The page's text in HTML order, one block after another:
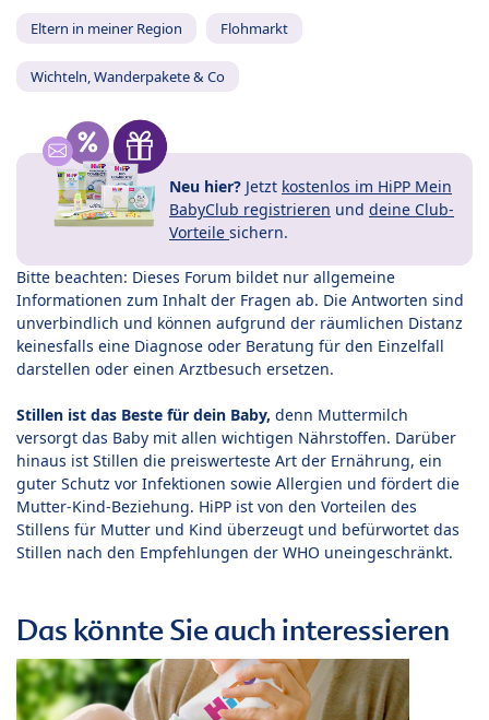
Eltern in meiner Region Flohmarkt
Wichteln, Wanderpakete & Co
Neu hier? Jetzt kostenlos im HiPP Mein
BabyClub registrieren und deine Club-
Vorteile sichern.
Bitte beachten: Dieses Forum bildet nur allgemeine
Informationen zum Inhalt der Fragen ab. Die Antworten sind
unverbindlich und können aufgrund der räumlichen Distanz
keinesfalls eine Diagnose oder Beratung für den Einzelfall
darstellen oder einen Arztbesuch ersetzen.
Stillen ist das Beste für dein Baby, denn Muttermilch
versorgt das Baby mit allen wichtigen Nährstoffen. Darüber
hinaus ist Stillen die preiswerteste Art der Ernährung, ein
guter Schutz vor Infektionen sowie Allergien und fördert die
Mutter-Kind-Beziehung. HiPP ist von den Vorteilen des
Stillens für Mutter und Kind überzeugt und befürwortet das
Stillen nach den Empfehlungen der WHO uneingeschränkt.
Das könnte Sie auch interessieren